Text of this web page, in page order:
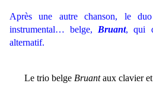
Après une autre chanson, le
instrumental… belge, Bruant, qui
alternatif.
Le trio belge Bruantaux clavier